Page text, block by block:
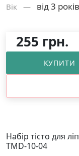
Вік — від 3 років
255 грн.
КУПИТИ
Набір тісто для
TMD-10-04